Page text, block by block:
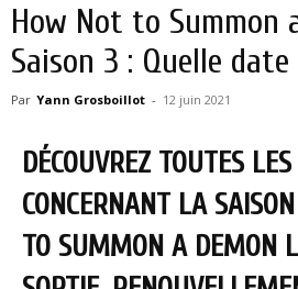
How Not to Summon
Saison 3 : Quelle
Par Yann Grosboillot - 12 juin 2021
DÉCOUVREZ TOUTES
CONCERNANT LA
TO SUMMON A DEMON